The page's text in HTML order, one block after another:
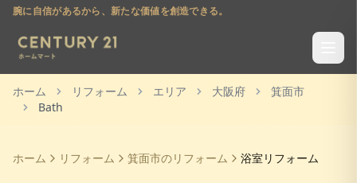
腕に自信があるから、新たな価値を創造できる。
ホーム リフォーム エリア 大阪府
箕面市
Bath
ホーム リフォーム 箕面市のリフォーム 浴室リフォーム